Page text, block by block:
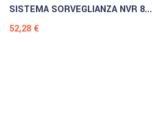
SISTEMA SORVEGLIANZA NVR 8...
Prezzo
52,28 €